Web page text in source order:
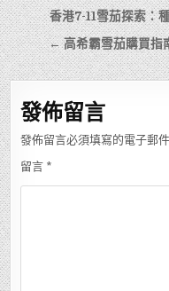
文
章
導
覽
香港7-11雪茄探索：
← 高希霸雪茄購買指
發佈留言
發佈留言必須填寫的電子郵
留言 *